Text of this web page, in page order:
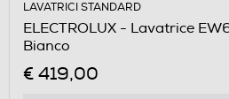
LAVATRICI STANDARD
ELECTROLUX - Lavatrice
Bianco
€ 419,00